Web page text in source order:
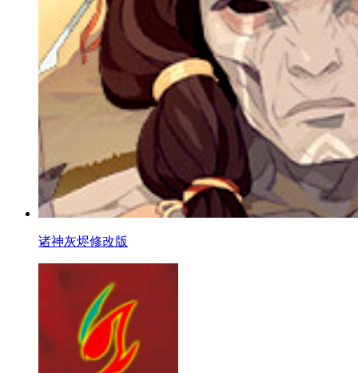
诸神灰烬修改版